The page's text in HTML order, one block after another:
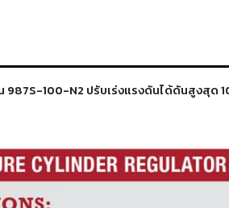
น 987S-100-N2 ปรับเร่งแรงดันได้ดันสูงสุ